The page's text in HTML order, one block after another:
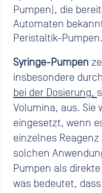
Pumpen), die
Automaten
Peristaltik-Pumpen.
Syringe-Pumpen
insbesondere
bei der Dosierung,
Volumina, aus. Sie
eingesetzt, wenn
einzelnes
solchen
Pumpen als
was bedeutet,